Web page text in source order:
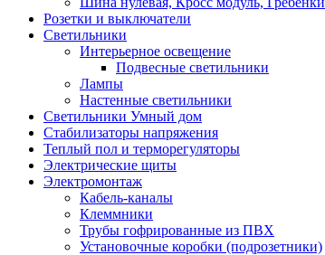
Розетки и выключатели
Светильники
Интерьерное освещение
Подвесные светильники
Лампы
Настенные светильники
Светильники Умный дом
Стабилизаторы напряжения
Теплый пол и терморегуляторы
Электрические щиты
Электромонтаж
Кабель-каналы
Клеммники
Трубы гофрированные из ПВХ
Установочные коробки (подрозетники)